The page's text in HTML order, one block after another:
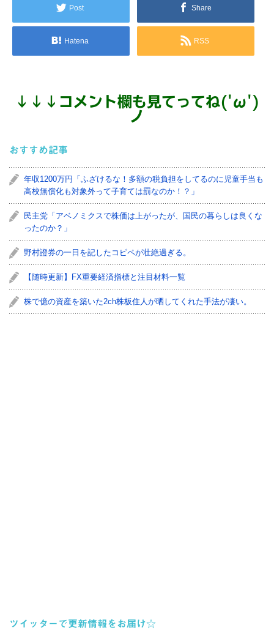
Post Share
Hatena RSS
↓ ↓ ↓ コメント欄も見てってね('ω')
ノ
おすすめ記事
年収1200万円「ふざけるな！多額の税負担をしてるのに児童手当も
高校無償化も対象外って子育ては罰なのか！？」
民主党「アベノミクスで株価は上がったが、国民の暮らしは良くな
ったのか？」
野村證券の一日を記したコピペが壮絶過ぎる。
【随時更新】FX重要経済指標と注目材料一覧
株で億の資産を築いた2ch株板住人が晒してくれた手法が凄い。
ツイッターで更新情報をお届け☆